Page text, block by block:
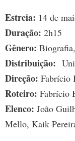
Estreia: 14 de
Duração: 2h15
Gênero:
Distribuição:
Direção: Fabrício
Roteiro: Fabrício
Elenco: João
Mello, Kaik